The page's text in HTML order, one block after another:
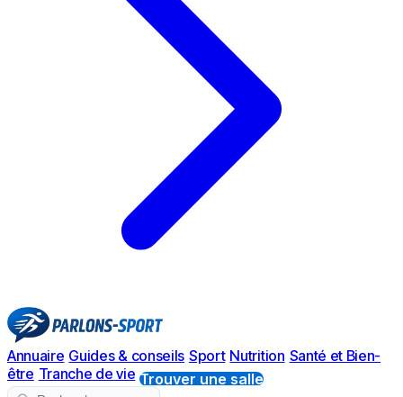
Annuaire Guides & conseils Sport Nutrition Santé et Bien-
être Tranche de vie Trouver une salle